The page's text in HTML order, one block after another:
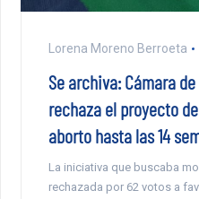
Lorena Moreno Berroeta
Se archiva: Cámara
rechaza el proyecto
aborto hasta las 14
La iniciativa que buscaba
rechazada por 62 votos a